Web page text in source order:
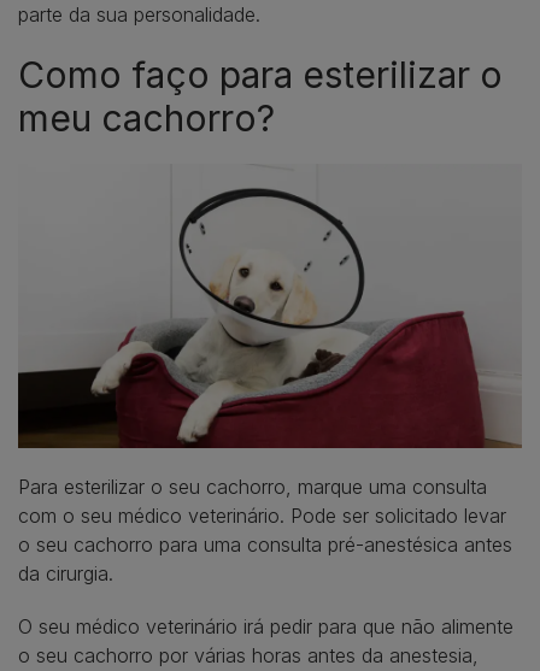
parte da sua personalidade.
Como faço para esterilizar o
meu cachorro?
Para esterilizar o seu cachorro, marque uma consulta
com o seu médico veterinário. Pode ser solicitado levar
o seu cachorro para uma consulta pré-anestésica antes
da cirurgia.
O seu médico veterinário irá pedir para que não alimente
o seu cachorro por várias horas antes da anestesia,